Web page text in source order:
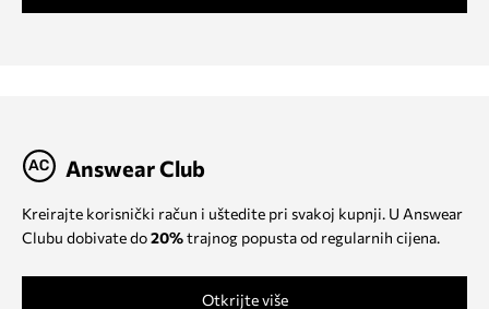
Answear Club
Kreirajte korisnički račun i uštedite pri svakoj kupnji. U Answear
Clubu dobivate do20%trajnog popusta od regularnih cijena.
Otkrijte više